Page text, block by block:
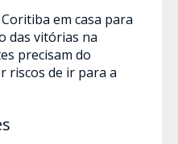
em casa para
das vitórias na
precisam do
riscos de ir para a